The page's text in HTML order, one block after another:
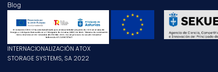
Blog
INTERNACIONALIZACIÓN ATOX
STORAGE SYSTEMS, SA 2022